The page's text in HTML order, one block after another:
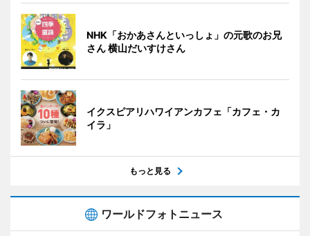
NHK「おかあさんといっしょ」の元歌のお兄
さん 横山だいすけさん
イクスピアリハワイアンカフェ「カフェ・カ
イラ」
もっと見る
ワールドフォトニュース